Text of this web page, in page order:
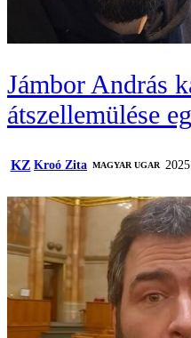
Jámbor András
átszellemülése
KZ Kroó Zita MAGYAR UGAR